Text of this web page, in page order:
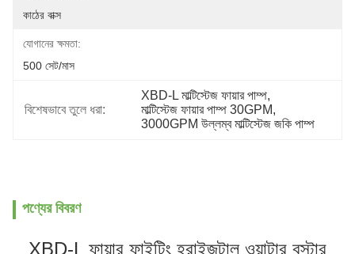
কাঠের বাক্স
যোগানের ক্ষমতা:
500 সেট/মাস
বিশেষভাবে তুলে ধরা:
XBD-L মাল্টিস্টেজ ফায়ার পাম্প,
মাল্টিস্টেজ ফায়ার পাম্প 30GPM,
3000GPM উল্লম্ব মাল্টিস্টেজ জকি পাম্প
পণ্যের বিবরণ
XBD-L ফায়ার ফাইটিং হরাইজন্টাল ওয়াটার বুস্টার